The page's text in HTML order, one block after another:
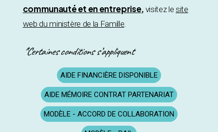
communauté et en entreprise, visitez le site
web du ministère de la Famille.
*Certaines conditions s’appliquent
AIDE FINANCIÈRE DISPONIBLE
AIDE MÉMOIRE CONTRAT PARTENARIAT
MODÈLE - ACCORD DE COLLABORATION